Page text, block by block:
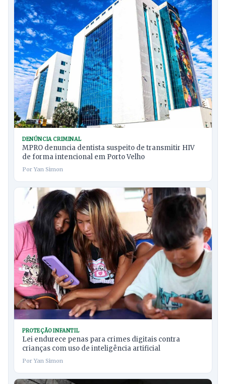
DENÚNCIA CRIMINAL
MPRO denuncia dentista suspeito de transmitir HIV
de forma intencional em Porto Velho
Por Yan Simon
PROTEÇÃO INFANTIL
Lei endurece penas para crimes digitais contra
crianças com uso de inteligência artificial
Por Yan Simon